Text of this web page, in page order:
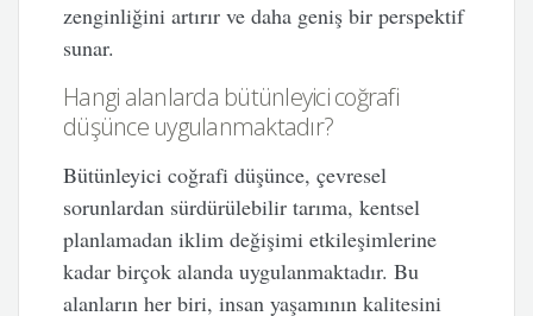
zenginliğini artırır ve daha geniş bir perspektif
sunar.
Hangi alanlarda bütünleyici coğrafi
düşünce uygulanmaktadır?
Bütünleyici coğrafi düşünce, çevresel
sorunlardan sürdürülebilir tarıma, kentsel
planlamadan iklim değişimi etkileşimlerine
kadar birçok alanda uygulanmaktadır. Bu
alanların her biri, insan yaşamının kalitesini